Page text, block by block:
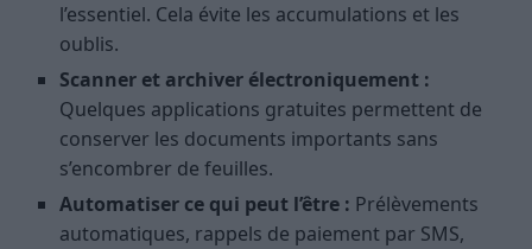
l’essentiel. Cela évite les accumulations et les
oublis.
Scanner et archiver électroniquement :
Quelques applications gratuites permettent de
conserver les documents importants sans
s’encombrer de feuilles.
Automatiser ce qui peut l’être : Prélèvements
automatiques, rappels de paiement par SMS,